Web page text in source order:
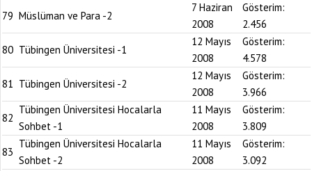
79 Müslüman ve Para -2
7 Haziran
2008
Gösterim:
2.456
80 Tübingen Üniversitesi -1
12 Mayıs
2008
Gösterim:
4.578
81 Tübingen Üniversitesi -2
12 Mayıs
2008
Gösterim:
3.966
82
Tübingen Üniversitesi Hocalarla
Sohbet -1
11 Mayıs
2008
Gösterim:
3.809
83
Tübingen Üniversitesi Hocalarla
Sohbet -2
11 Mayıs
2008
Gösterim:
3.092